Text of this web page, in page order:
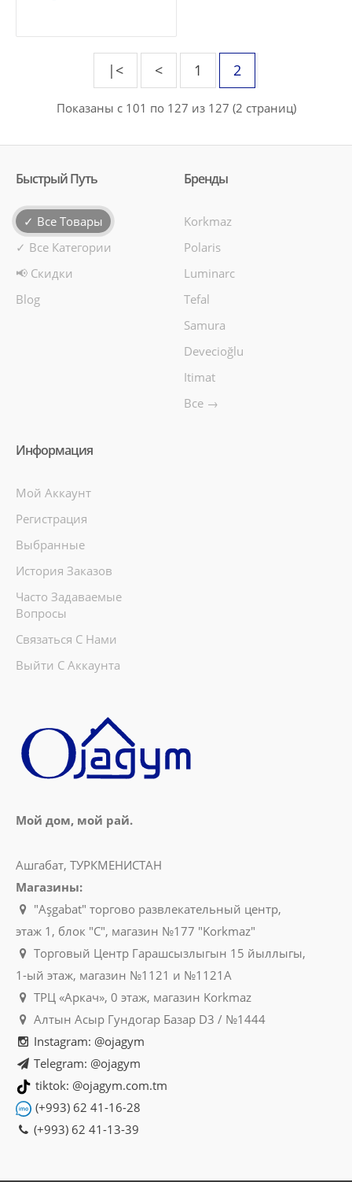
Стакан 380мл. 6шт. Luminarc Chicago O0513
Цвет: прозрачный. Количество предметов: 6.
Материал: стекло. Объем: 380мл...
В Корзину
Добавь в сравнения
В избранные
Салатник 23х9см. Luminarc Idylle London
topaz Q1316
Тип:салатник Материал:стекло Размер:23 см
Форма:кругла..
100manat
В Корзину
+Добавь в сравнения
Luminarc Ambiante Eclipse L5176
Бренд: LUMINARC Производитель: ARC
International Материал: ударопрочное стекло.
Можно использова..
960manat
|< < 1 2
Показаны с 101 по 127 из 127 (2 страниц)
Быстрый Путь
✓ Все Товары
✓ Все Категории
📢 Скидки
Blog
Бренды
Korkmaz
Polaris
Luminarc
Tefal
Samura
Devecioğlu
Itimat
Все →
Информация
Мой Аккаунт
Регистрация
Выбранные
История Заказов
Часто Задаваемые
Вопросы
Связаться С Нами
Выйти С Аккаунта
Мой дом, мой рай.
Ашгабат, ТУРКМЕНИСТАН
Магазины:
"Aşgabat" торгово развлекательный центр,
этаж 1, блок "C", магазин №177 "Korkmaz"
Торговый Центр Гарашсызлыгын 15 йыллыгы,
1-ый этаж, магазин №1121 и №1121A
ТРЦ «Аркач», 0 этаж, магазин Korkmaz
Алтын Асыр Гундогар Базар D3 / №1444
Instagram: @ojagym
Telegram: @ojagym
tiktok: @ojagym.com.tm
(+993) 62 41-16-28
(+993) 62 41-13-39